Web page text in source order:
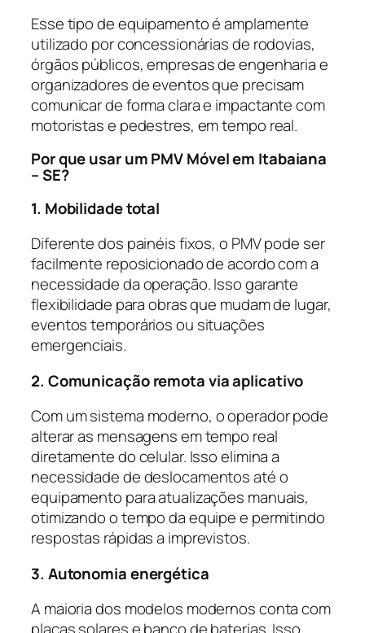
Esse tipo de equipamento é amplamente
utilizado por concessionárias de rodovias,
órgãos públicos, empresas de engenharia e
organizadores de eventos que precisam
comunicar de forma clara e impactante com
motoristas e pedestres, em tempo real.
Por que usar um PMV Móvel em Itabaiana
– SE?
1. Mobilidade total
Diferente dos painéis fixos, o PMV pode ser
facilmente reposicionado de acordo com a
necessidade da operação. Isso garante
flexibilidade para obras que mudam de lugar,
eventos temporários ou situações
emergenciais.
2. Comunicação remota via aplicativo
Com um sistema moderno, o operador pode
alterar as mensagens em tempo real
diretamente do celular. Isso elimina a
necessidade de deslocamentos até o
equipamento para atualizações manuais,
otimizando o tempo da equipe e permitindo
respostas rápidas a imprevistos.
3. Autonomia energética
A maioria dos modelos modernos conta com